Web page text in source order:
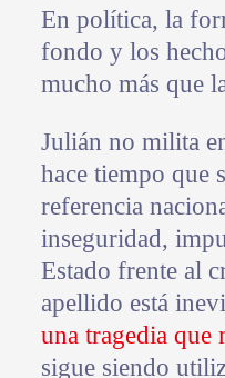
En política, la
fondo y los
mucho más que
Julián no milita
hace tiempo que
referencia
inseguridad,
Estado frente al
apellido está
una tragedia que
sigue siendo